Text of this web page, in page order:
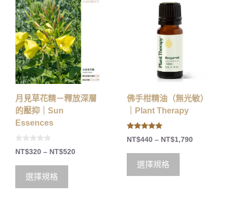
月見草花精－釋放深層
的壓抑｜Sun
Essences
0
o
5
NT$320 – NT$520
選擇規格
佛手柑精油（無光敏）
｜Plant Therapy
4.75
out of 5
NT$440 – NT$1,790
選擇規格